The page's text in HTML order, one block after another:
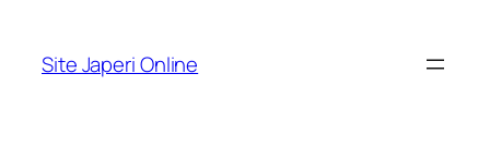
Site Japeri Online